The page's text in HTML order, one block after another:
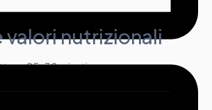
25-30 minuti
valori nutrizionali